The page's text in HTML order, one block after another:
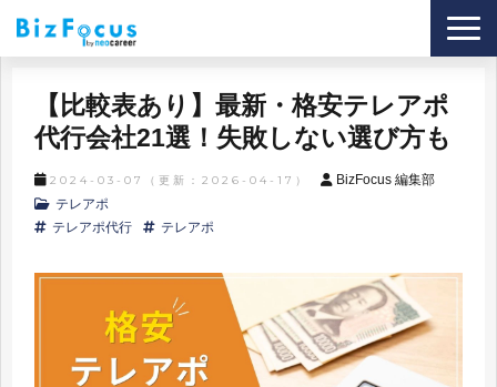
サービス
ブログ
セミナー
資料ダウンロード
【比較表あり】最新・格安テレアポ
代行会社21選！失敗しない選び方も
2024-03-07 （更新： 2026-04-17 ）
BizFocus 編集部
テレアポ
テレアポ代行
テレアポ